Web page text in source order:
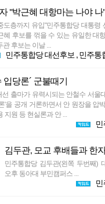
"박근혜 대항마는 나야 나
도층까지 유입"민주통합당 대통령
혜 후보를 꺾을 수 있는 유일한 대
후보는 이날 ...
민주통합당 대선후보 , 민주통
입당론´ 군불때기
출마가 유력시되는 안철수 서울
'을 공개 거론하면서 안 원장을 압
지원 등 현실론과 안 ...
민
김두관, 모교 후배들과 한
민주통합당 김두관(왼쪽 두번째)
오후 동아대 부민캠퍼스 ...
민